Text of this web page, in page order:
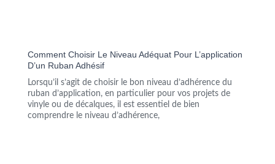
Comment Choisir Le Niveau Adéquat Pour L’application
D’un Ruban Adhésif
Lorsqu’il s’agit de choisir le bon niveau d’adhérence du
ruban d’application, en particulier pour vos projets de
vinyle ou de décalques, il est essentiel de bien
comprendre le niveau d’adhérence,